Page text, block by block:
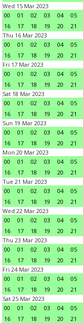
Wed 15 Mar 2023
00
01 02 03 04 05
16
17 18 19 20 21
Thu 16 Mar 2023
00
01 02 03 04 05
16
17 18 19 20 21
Fri 17 Mar 2023
00
01 02 03 04 05
16
17 18 19 20 21
Sat 18 Mar 2023
00
01 02 03 04 05
16
17 18 19 20 21
Sun 19 Mar 2023
00
01 02 03 04 05
16
17 18 19 20 21
Mon 20 Mar 2023
00
01 02 03 04 05
16
17 18 19 20 21
Tue 21 Mar 2023
00
01 02 03 04 05
16
17 18 19 20 21
Wed 22 Mar 2023
00
01 02 03 04 05
16
17 18 19 20 21
Thu 23 Mar 2023
00
01 02 03 04 05
16
17 18 19 20 21
Fri 24 Mar 2023
00
01 02 03 04 05
16
17 18 19 20 21
Sat 25 Mar 2023
00
01 02 03 04 05
16
17 18 19 20 21